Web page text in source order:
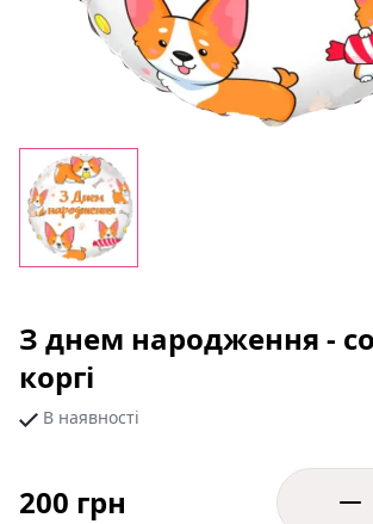
З днем народження -
коргі
В наявності
200 грн